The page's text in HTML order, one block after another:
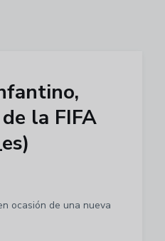
la FIFA
ocasión de una nueva